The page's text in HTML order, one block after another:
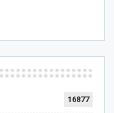
16877